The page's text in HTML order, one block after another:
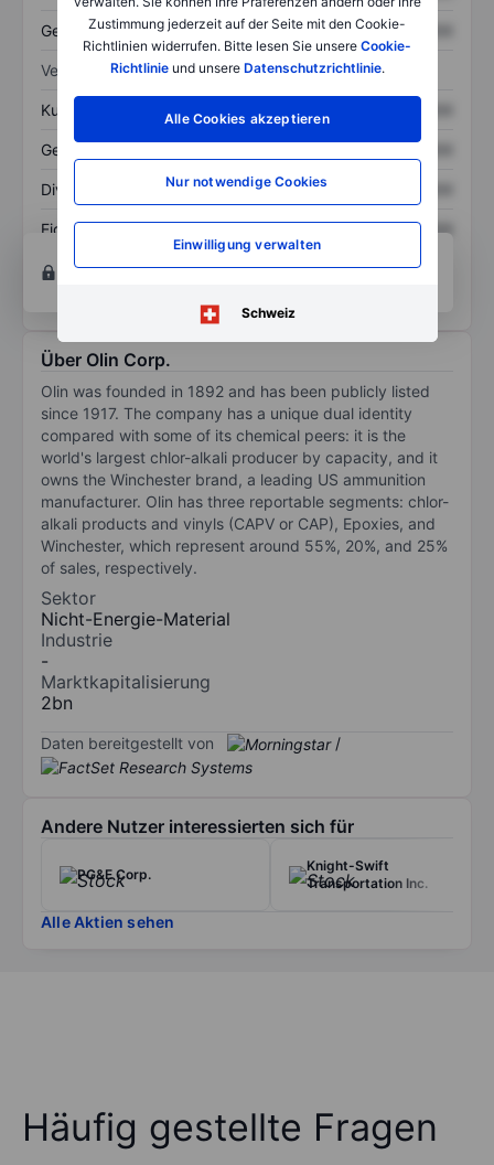
Zustimmung jederzeit auf der Seite mit den Cookie-
Richtlinien widerrufen. Bitte lesen Sie unsere Cookie-
Richtlinieund unsere Datenschutzrichtlinie.
Alle Cookies akzeptieren
Nur notwendige Cookies
Einwilligung verwalten
Schweiz
Gesamtschulden XXXXXXX XXXXXXX
Verhältnisse
Kurs/Umsatz XXXXXXX
Gewinn je Aktie
Dividende je Aktie XXXXXXX
Eigenkapitalrendite XXXXXXX
XXXXXXX
Konto eröffnen
Über Olin Corp.
Olin was founded in 1892 and has been publicly listed
since 1917. The company has a unique dual identity
compared with some of its chemical peers: it is the
world's largest chlor-alkali producer by capacity, and it
owns the Winchester brand, a leading US ammunition
manufacturer. Olin has three reportable segments: chlor-
alkali products and vinyls (CAPV or CAP), Epoxies, and
Winchester, which represent around 55%, 20%, and 25%
of sales, respectively.
Sektor
Nicht-Energie-Material
Industrie
-
Marktkapitalisierung
2bn
Daten bereitgestellt von /
Andere Nutzer interessierten sich für
PG&E Corp.
Knight-Swift
Transportation Inc.
Alle Aktien sehen
Häufig gestellte Fragen